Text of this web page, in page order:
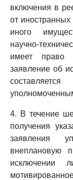
включения в
от
иного
научно-
имеет право
заявление об
4. В течение
получения
заявления
внеплановую
исключении